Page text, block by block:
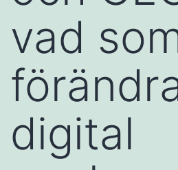
vad
digital